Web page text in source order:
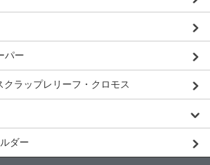
パー
クラップレリーフ・クロモス
ダー